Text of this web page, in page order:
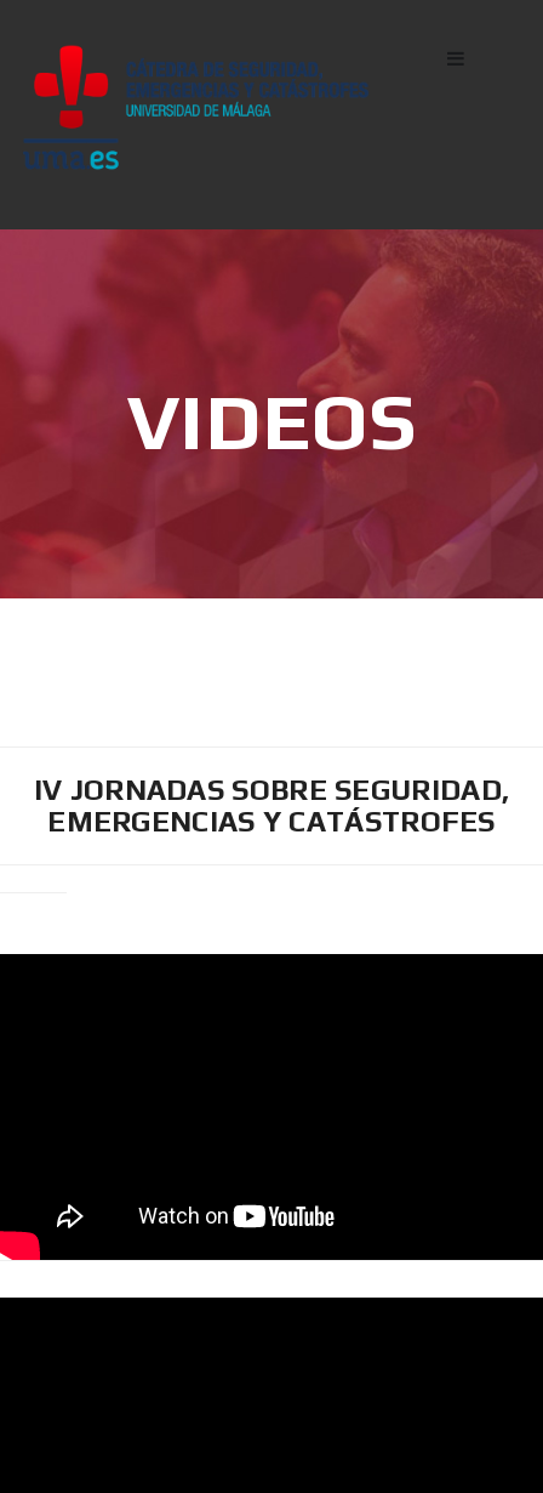
VIDEOS
IV JORNADAS SOBRE SEGURIDAD,
EMERGENCIAS Y CATÁSTROFES